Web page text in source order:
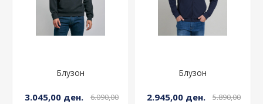
Блузон
3.045,00 ден.
6.090,00
Блузон
2.945,00 ден.
5.890,00